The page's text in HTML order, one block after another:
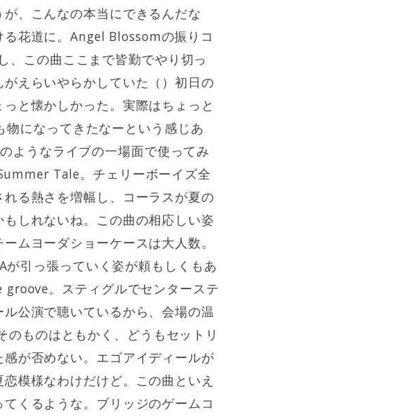
、こんなの本当にできるんだな
花道に。Angel Blossomの振りコ
、この曲ここまで皆勤でやり切っ
えらいやらかしていた（）初日の
と懐かしかった。実際はちょっと
物になってきたなーという感じあ
ようなライブの一場面で使ってみ
Tale。チェリーボーイズ全
る熱さを増幅し、コーラスが夏の
しれないね。この曲の相応しい姿
ムヨーダショーケースは大人数。
引っ張っていく姿が頼もしくもあ
groove。スティグルでセンターステ
公演で聴いているから、会場の温
ものはともかく、どうもセットリ
が否めない。エゴアイディールが
模様なわけだけど。この曲といえ
くるような。ブリッジのゲームコ